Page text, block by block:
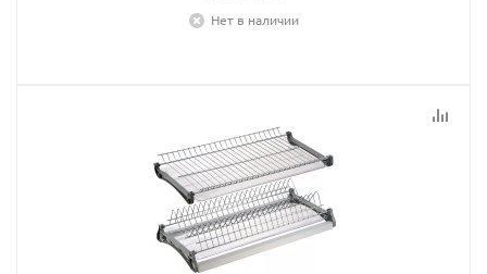
Нет в наличии